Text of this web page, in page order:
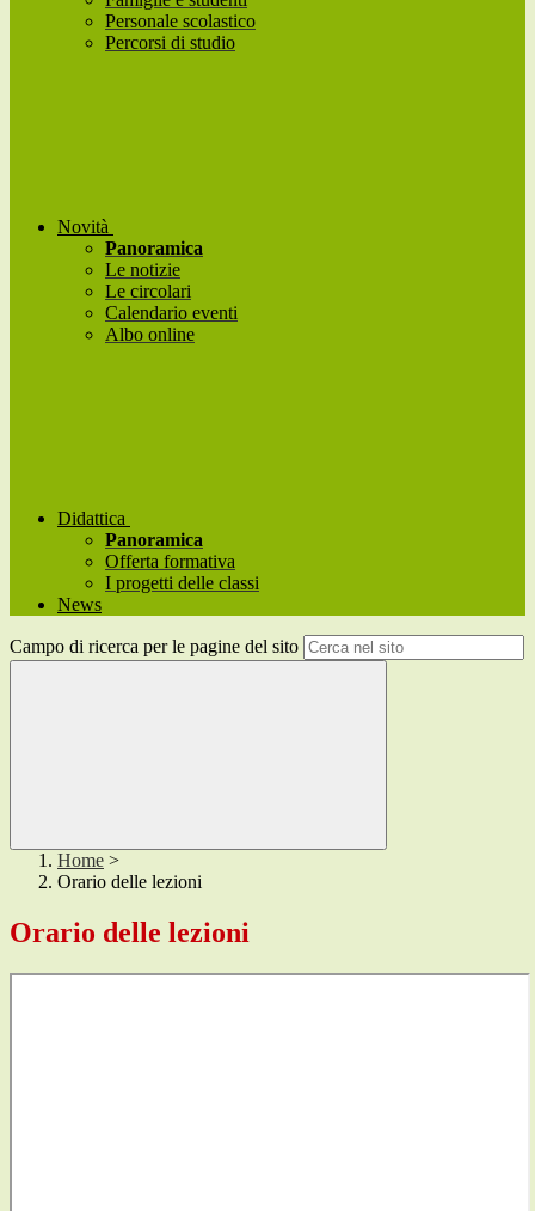
Personale scolastico
Percorsi di studio
Novità
Panoramica
Le notizie
Le circolari
Calendario eventi
Albo online
Didattica
Panoramica
Offerta formativa
I progetti delle classi
News
Campo di ricerca per le pagine del sito
Home >
Orario delle lezioni
Orario delle lezioni